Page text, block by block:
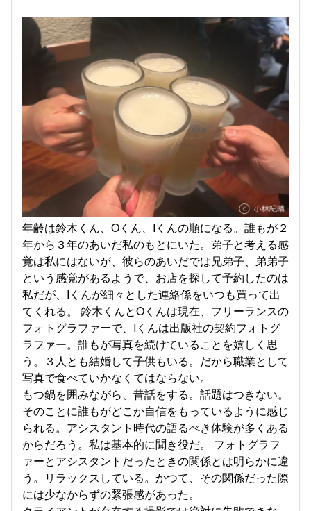
年齢は鈴木くん、Oくん、Iくんの順になる。誰もが２
年から３年のあいだ私のもとにいた。弟子と考える感
覚は私にはないが、彼らのあいだでは兄弟子、弟弟子
という感覚があるようで、お店を探して予約したのは
私だが、Iくんが細々とした連絡係をいつも買って出
てくれる。 鈴木くんとOくんは現在、フリーランスの
フォトグラファーで、Iくんは出版社の契約フォトグ
ラファー。誰もが写真を続けていることを嬉しく思
う。３人とも結婚して子供もいる。だから職業として
写真で食べていかなくてはならない。
もつ鍋を囲みながら、昔話をする。話題はつきない。
そのことに誰もがどこか自信をもっているように感じ
られる。アシスタント時代の語るべき体験が多くある
からだろう。私は基本的に聞き役だ。 フォトグラフ
ァーとアシスタントだったときの関係とは明らかに違
う。リラックスしている。かつて、その関係だった際
には少なからずの緊張感があった。